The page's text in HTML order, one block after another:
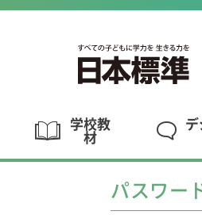
学校教
材
デ
パスワー